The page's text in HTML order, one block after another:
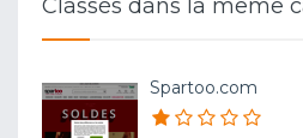
Classés dans la même
Spartoo.com